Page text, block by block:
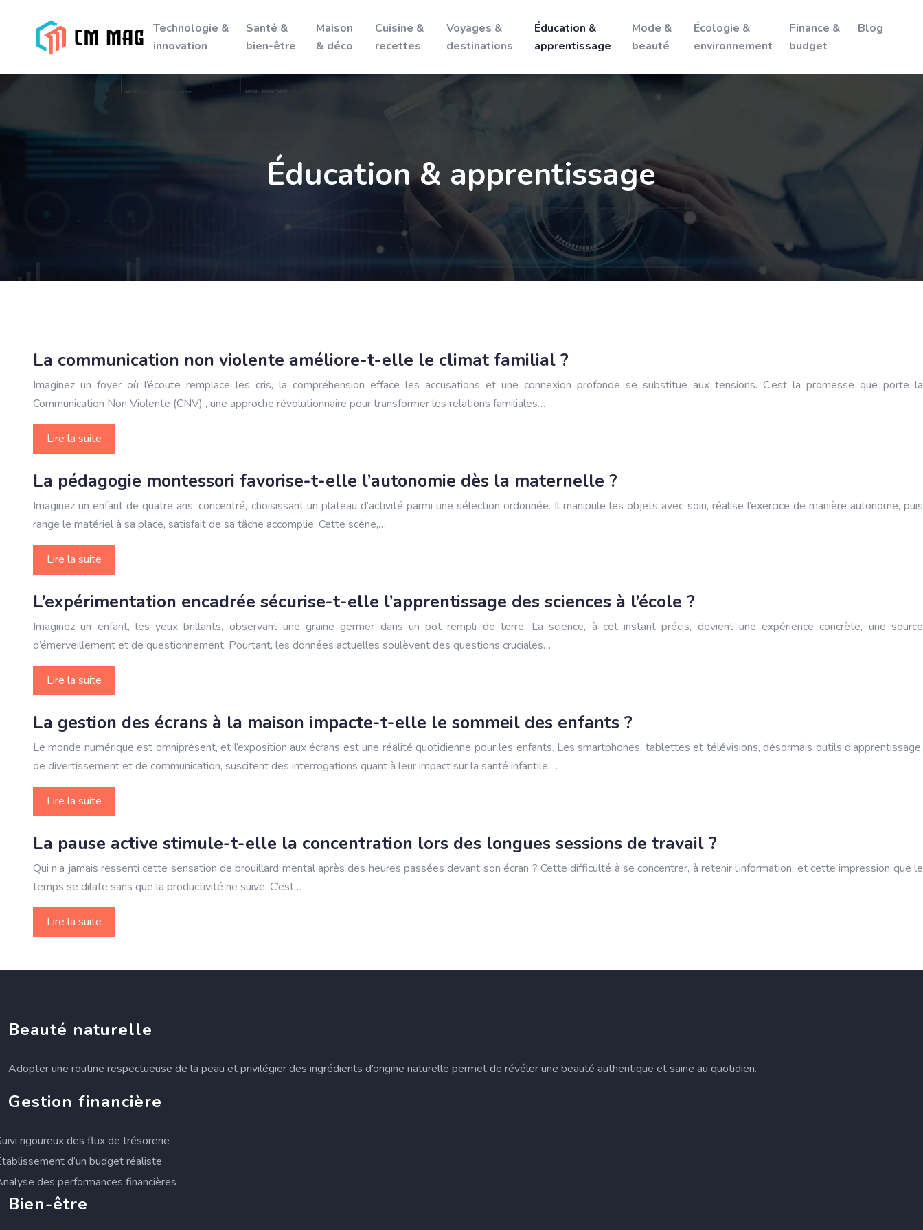
Technologie &
innovation
Santé &
bien-être
Maison
& déco
Cuisine &
recettes
Voyages &
destinations
Éducation &
apprentissage
Mode &
beauté
Écologie &
environnement
Finance &
budget
Blog
Éducation & apprentissage
La communication non violente améliore-t-elle le climat familial ?
Imaginez un foyer où l’écoute remplace les cris, la compréhension efface les accusations et une connexion profonde se substitue aux tensions. C’est la promesse que porte la
Communication Non Violente (CNV) , une approche révolutionnaire pour transformer les relations familiales…
Lire la suite
La pédagogie montessori favorise-t-elle l’autonomie dès la maternelle ?
Imaginez un enfant de quatre ans, concentré, choisissant un plateau d’activité parmi une sélection ordonnée. Il manipule les objets avec soin, réalise l’exercice de manière autonome, puis
range le matériel à sa place, satisfait de sa tâche accomplie. Cette scène,…
Lire la suite
L’expérimentation encadrée sécurise-t-elle l’apprentissage des sciences à l’école ?
Imaginez un enfant, les yeux brillants, observant une graine germer dans un pot rempli de terre. La science, à cet instant précis, devient une expérience concrète, une source
d’émerveillement et de questionnement. Pourtant, les données actuelles soulèvent des questions cruciales…
Lire la suite
La gestion des écrans à la maison impacte-t-elle le sommeil des enfants ?
Le monde numérique est omniprésent, et l’exposition aux écrans est une réalité quotidienne pour les enfants. Les smartphones, tablettes et télévisions, désormais outils d’apprentissage,
de divertissement et de communication, suscitent des interrogations quant à leur impact sur la santé infantile,…
Lire la suite
La pause active stimule-t-elle la concentration lors des longues sessions de travail ?
Qui n’a jamais ressenti cette sensation de brouillard mental après des heures passées devant son écran ? Cette difficulté à se concentrer, à retenir l’information, et cette impression que le
temps se dilate sans que la productivité ne suive. C’est…
Lire la suite
Beauté naturelle
Adopter une routine respectueuse de la peau et privilégier des ingrédients d’origine naturelle permet de révéler une beauté authentique et saine au quotidien.
Gestion financière
rigoureux des flux de trésorerie
d’un budget réaliste
des performances financières
Bien-être